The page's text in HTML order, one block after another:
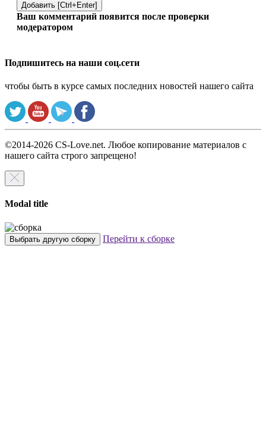
Добавить [Ctrl+Enter]
Ваш комментарий появится после проверки
модератором
Подпишитесь на наши соц.сети
чтобы быть в курсе самых последних новостей нашего сайта
©2014-2026 CS-Love.net. Любое копирование материалов с
нашего сайта строго запрещено!
Modal title
Выбрать другую сборку Перейти к сборке